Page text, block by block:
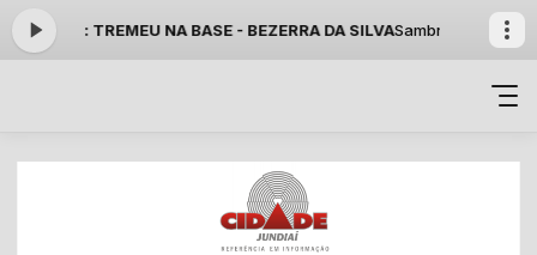
agora: TREMEU NA BASE - BEZERRA DA SILVASambrasil das